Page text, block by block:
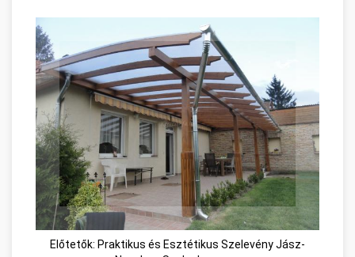
Előtetők: Praktikus és Esztétikus Szelevény Jász-